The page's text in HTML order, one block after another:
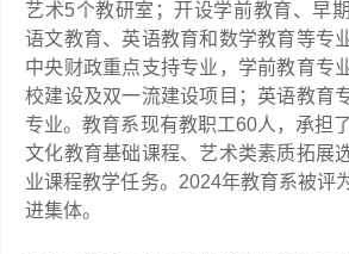
艺术5个教研室；开设学前教育、早
语文教育、英语教育和数学教育等专
中央财政重点支持专业，学前教育专
校建设及双一流建设项目；英语教育
专业。教育系现有教职工60人，承担
文化教育基础课程、艺术类素质拓展
业课程教学任务。2024年教育系被评
进集体。